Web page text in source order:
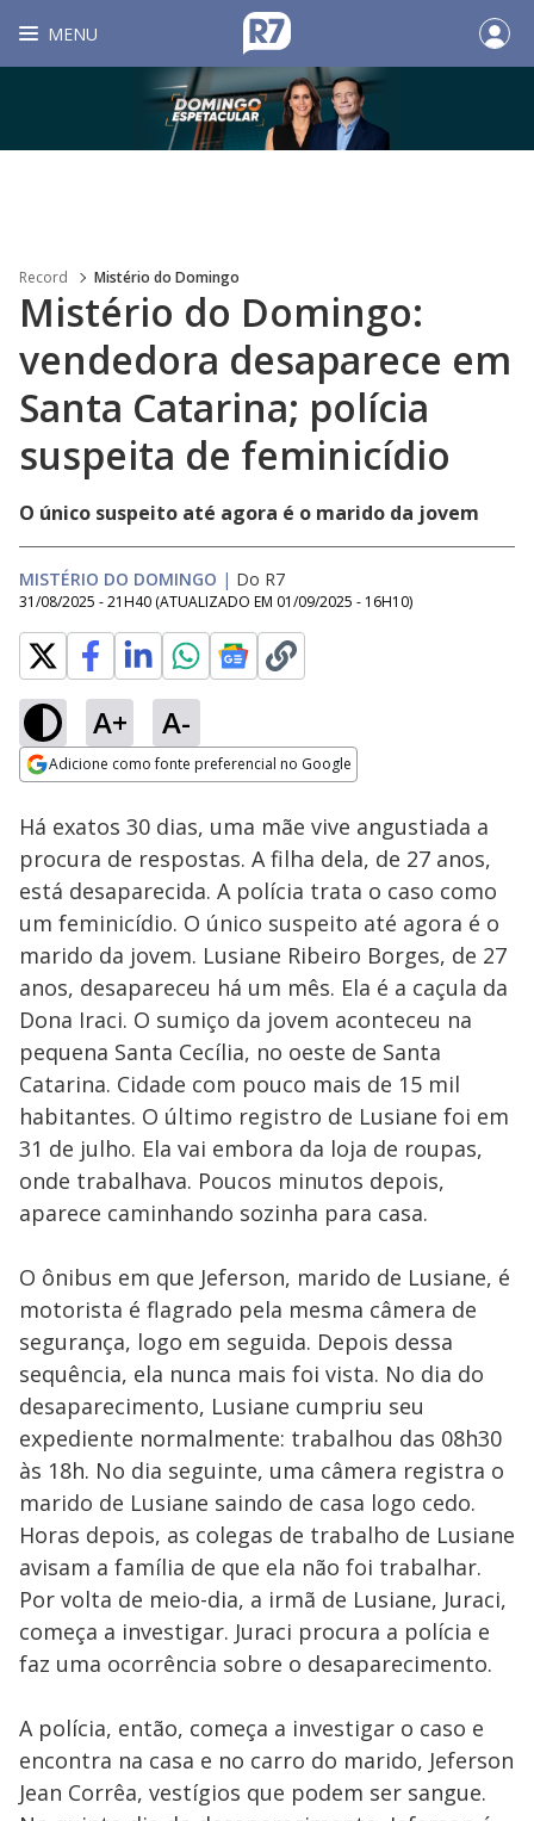
MENU
Record Mistério do Domingo
Mistério do Domingo:
vendedora desaparece em
Santa Catarina; polícia
suspeita de feminicídio
O único suspeito até agora é o marido da jovem
MISTÉRIO DO DOMINGO | Do R7
31/08/2025 - 21H40 (ATUALIZADO EM 01/09/2025 - 16H10)
A+ A-
Adicione como fonte preferencial no Google
Ativar
Loaded:
9.47%
Há exatos 30 dias, uma mãe vive angustiada a
procura de respostas. A filha dela, de 27 anos,
está desaparecida. A polícia trata o caso como
um feminicídio. O único suspeito até agora é o
marido da jovem. Lusiane Ribeiro Borges, de 27
anos, desapareceu há um mês. Ela é a caçula da
Dona Iraci. O sumiço da jovem aconteceu na
pequena Santa Cecília, no oeste de Santa
Catarina. Cidade com pouco mais de 15 mil
habitantes. O último registro de Lusiane foi em
31 de julho. Ela vai embora da loja de roupas,
onde trabalhava. Poucos minutos depois,
aparece caminhando sozinha para casa.
O ônibus em que Jeferson, marido de Lusiane, é
motorista é flagrado pela mesma câmera de
segurança, logo em seguida. Depois dessa
sequência, ela nunca mais foi vista. No dia do
desaparecimento, Lusiane cumpriu seu
expediente normalmente: trabalhou das 08h30
às 18h. No dia seguinte, uma câmera registra o
marido de Lusiane saindo de casa logo cedo.
Horas depois, as colegas de trabalho de Lusiane
avisam a família de que ela não foi trabalhar.
Por volta de meio-dia, a irmã de Lusiane, Juraci,
começa a investigar. Juraci procura a polícia e
faz uma ocorrência sobre o desaparecimento.
A polícia, então, começa a investigar o caso e
encontra na casa e no carro do marido, Jeferson
Jean Corrêa, vestígios que podem ser sangue.